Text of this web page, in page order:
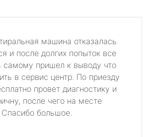
машина отказалась
и после долгих попыток все
самому пришел к выводу что
в сервис центр. По приезду
провет диагностику и
после чего на месте
Спасибо большое.